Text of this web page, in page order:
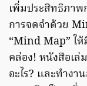
เพิ่มประสิทธิภาพ
การจดจำด้วย
“Mind Map” ใ
คล่อง! หนังสือเ
อะไร? และทำง